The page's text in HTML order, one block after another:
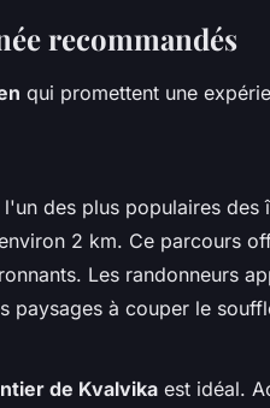
recommandés
qui promettent une
l'un des plus populaires des
2 km. Ce parcours
Les randonneurs
paysages à couper le
de Kvalvika est idéal.